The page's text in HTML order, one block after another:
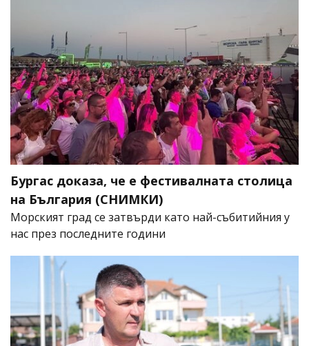
Бургас доказа, че е фестивалната столица
на България (СНИМКИ)
Морският град се затвърди като най-събитийния у
нас през последните години